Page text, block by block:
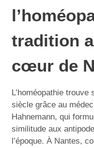
tradition
cœur de
L’homéopathie
siècle grâce au
Hahnemann, qui
similitude aux
l’époque. À Nantes,